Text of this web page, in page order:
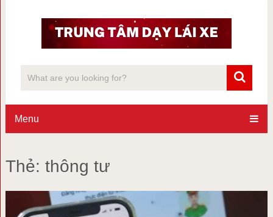
Menu
Thẻ: thông tư